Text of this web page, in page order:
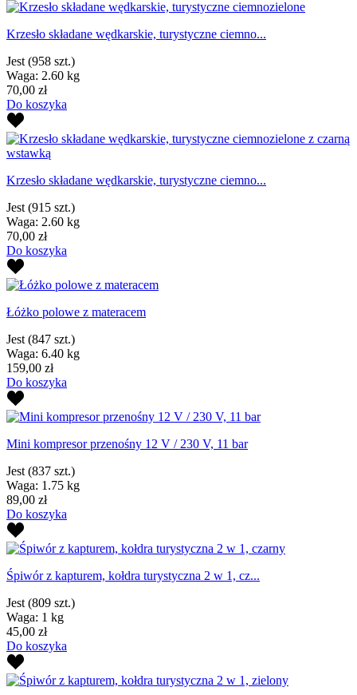
Krzesło składane wędkarskie, turystyczne ciemno...
Jest (958 szt.)
Waga: 2.60 kg
70,00 zł
Do koszyka
Krzesło składane wędkarskie, turystyczne ciemno...
Jest (915 szt.)
Waga: 2.60 kg
70,00 zł
Do koszyka
Łóżko polowe z materacem
Jest (847 szt.)
Waga: 6.40 kg
159,00 zł
Do koszyka
Mini kompresor przenośny 12 V / 230 V, 11 bar
Jest (837 szt.)
Waga: 1.75 kg
89,00 zł
Do koszyka
Śpiwór z kapturem, kołdra turystyczna 2 w 1, cz...
Jest (809 szt.)
Waga: 1 kg
45,00 zł
Do koszyka